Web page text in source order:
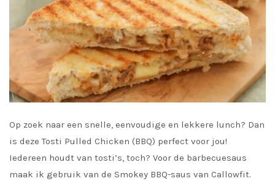
Op zoek naar een snelle, eenvoudige en lekkere lunch? Dan
is deze Tosti Pulled Chicken (BBQ) perfect voor jou!
Iedereen houdt van tosti’s, toch? Voor de barbecuesaus
maak ik gebruik van de Smokey BBQ-saus van Callowfit.